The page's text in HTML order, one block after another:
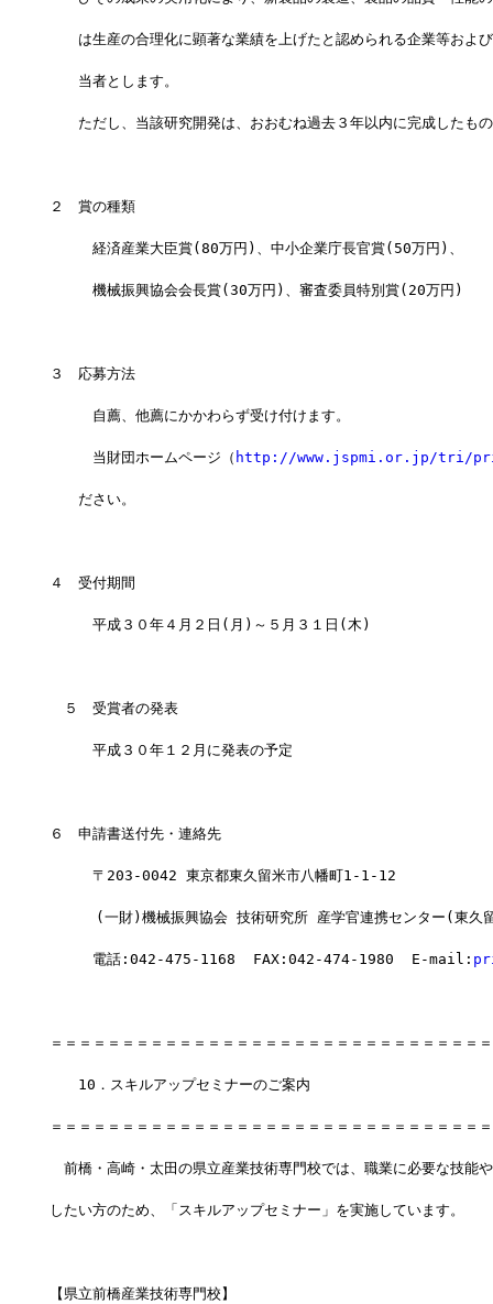
は生産の合理化に顕著な業績を上げたと認められる企業等およ
当者とします。
ただし、当該研究開発は、おおむね過去３年以内に完成したも
２　賞の種類
経済産業大臣賞(80万円)、中小企業庁長官賞(50万円)、
機械振興協会会長賞(30万円)、審査委員特別賞(20万円)
３　応募方法
自薦、他薦にかかわらず受け付けます。
当財団ホームページ（ http://www.jspmi.or.jp/tri/
ださい。
４　受付期間
平成３０年４月２日(月)～５月３１日(木)
５　受賞者の発表
平成３０年１２月に発表の予定
６　申請書送付先・連絡先
〒203-0042 東京都東久留米市八幡町1-1-12
(一財)機械振興協会 技術研究所 産学官連携センター(東久
電話:042-475-1168  FAX:042-474-1980  E-mail:
＝＝＝＝＝＝＝＝＝＝＝＝＝＝＝＝＝＝＝＝＝＝＝＝＝＝＝＝＝＝
10．スキルアップセミナーのご案内
＝＝＝＝＝＝＝＝＝＝＝＝＝＝＝＝＝＝＝＝＝＝＝＝＝＝＝＝＝＝
前橋・高崎・太田の県立産業技術専門校では、職業に必要な技能
したい方のため、「スキルアップセミナー」を実施しています。
【県立前橋産業技術専門校】